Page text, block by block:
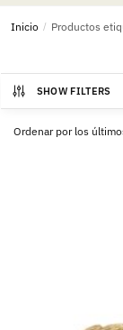
Inicio / Productos
SHOW FILTERS